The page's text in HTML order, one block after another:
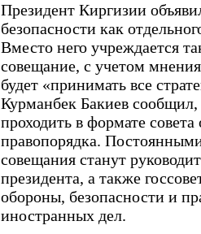
Президент Киргизии
безопасности как
Вместо него учреждается
совещание, с учетом мнения
будет «принимать все
Курманбек Бакиев сообщил,
проходить в формате
правопорядка.
совещания станут
президента, а также
обороны, безопасности и
иностранных дел.